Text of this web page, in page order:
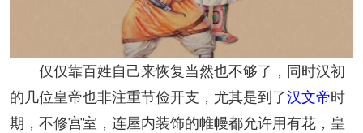
仅仅靠百姓自己来恢复当然也不够了，同时汉初
的几位皇帝也非注重节俭开支，尤其是到了汉文帝时
期，不修宫室，连屋内装饰的帷幔都允许用有花，皇